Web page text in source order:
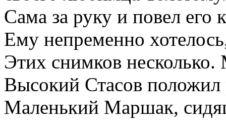
Сама за руку и повел
Ему непременно
Этих снимков
Высокий Стасов положил
Маленький Маршак,